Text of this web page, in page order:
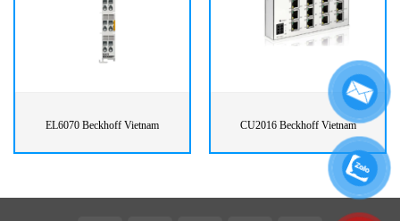
EL6070 Beckhoff Vietnam CU2016 Beckhoff Vietnam